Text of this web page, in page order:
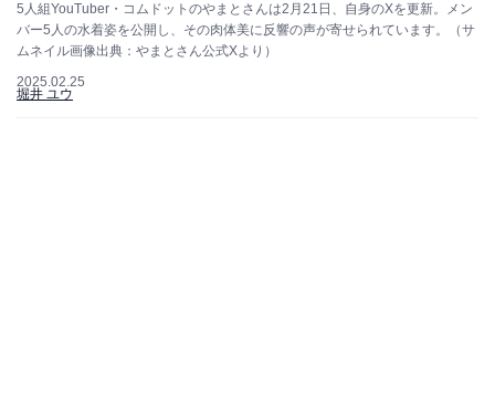
5人組YouTuber・コムドットのやまとさんは2月21日、自身のXを更新。メン
バー5人の水着姿を公開し、その肉体美に反響の声が寄せられています。（サ
ムネイル画像出典：やまとさん公式Xより）
2025.02.25
堀井 ユウ